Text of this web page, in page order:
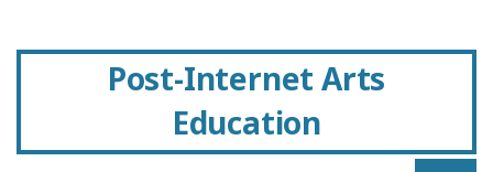
Post-Internet Arts
Education